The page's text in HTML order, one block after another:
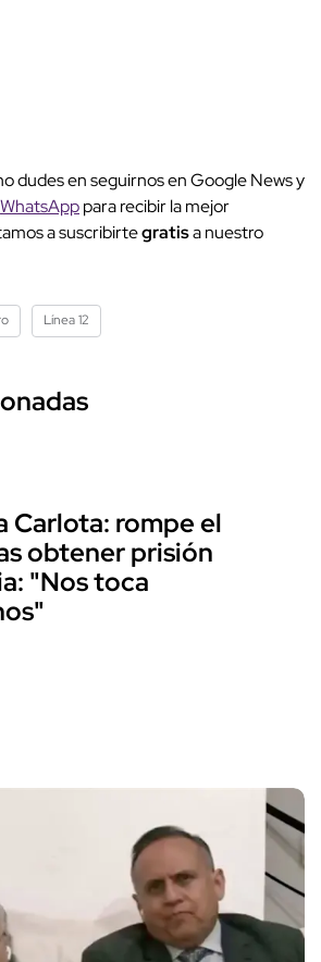
dudes en seguirnos en Google News y
WhatsApppara recibir la mejor
a suscribirtegratisa nuestro
Línea 12
Carlota: rompe el
obtener prisión
"Nos toca